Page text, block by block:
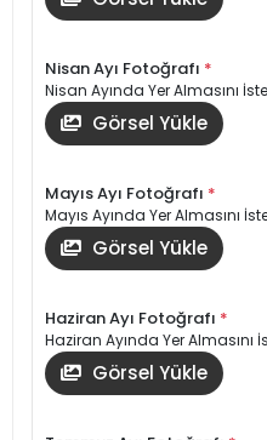
Nisan Ayı Fotoğrafı *
Nisan Ayında Yer Almasını
Görsel Yükle
Mayıs Ayı Fotoğrafı *
Mayıs Ayında Yer Almasını
Görsel Yükle
Haziran Ayı Fotoğrafı *
Haziran Ayında Yer Almasını
Görsel Yükle